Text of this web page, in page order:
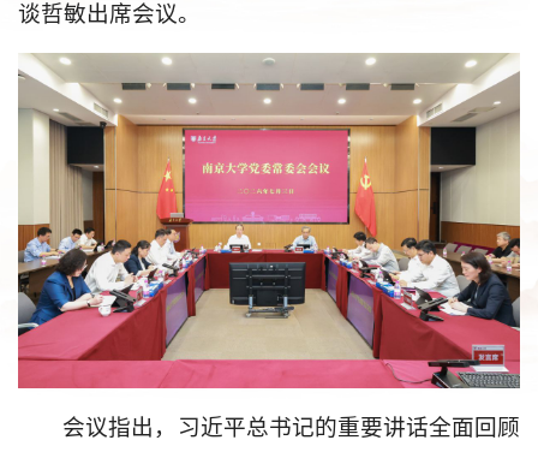
谈哲敏出席会议。
会议指出，习近平总书记的重要讲话全面回顾